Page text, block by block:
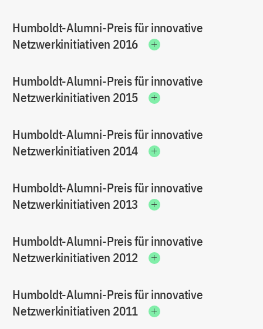
Humboldt-Alumni-Preis für innovative
Netzwerkinitiativen 2016
Humboldt-Alumni-Preis für innovative
Netzwerkinitiativen 2015
Humboldt-Alumni-Preis für innovative
Netzwerkinitiativen 2014
Humboldt-Alumni-Preis für innovative
Netzwerkinitiativen 2013
Humboldt-Alumni-Preis für innovative
Netzwerkinitiativen 2012
Humboldt-Alumni-Preis für innovative
Netzwerkinitiativen 2011